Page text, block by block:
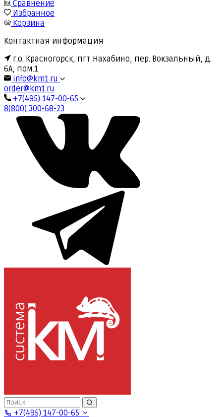
Сравнение
Избранное
Корзина
Контактная информация
г.о. Красногорск, пгт Нахабино, пер. Вокзальный, д.
6А, пом.1
info@km1.ru
order@km1.ru
+7(495) 147-00-65
8(800) 300-68-23
+7(495) 147-00-65